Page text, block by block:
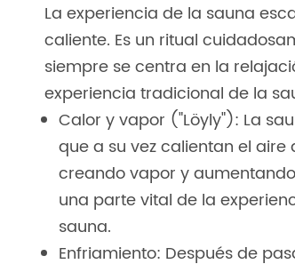
La experiencia de la sauna
caliente. Es un ritual
siempre se centra en la
experiencia tradicional de la
Calor y vapor ("Löyly"): La
que a su vez calientan el
creando vapor y
una parte vital de la
sauna.
Enfriamiento: Después de